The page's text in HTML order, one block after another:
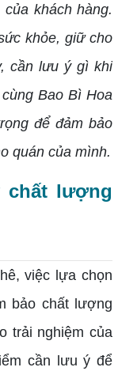
khách hàng.
khỏe, giữ cho
cần lưu ý gì khi
Bao Bì Hoa
để đảm bảo
quán của mình.
chất lượng
việc lựa chọn
bảo chất lượng
trải nghiệm của
cần lưu ý để